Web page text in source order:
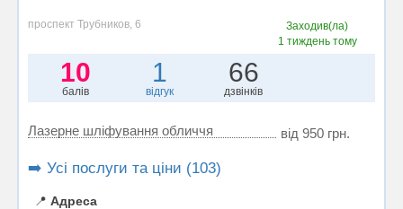
проспект Трубников, 6
Заходив(ла)
1 тиждень тому
10
балів
1
відгук
66
дзвінків
Лазерне шліфування обличчя від 950 грн.
➡️ Усі послуги та ціни (103)
📍 Адреса